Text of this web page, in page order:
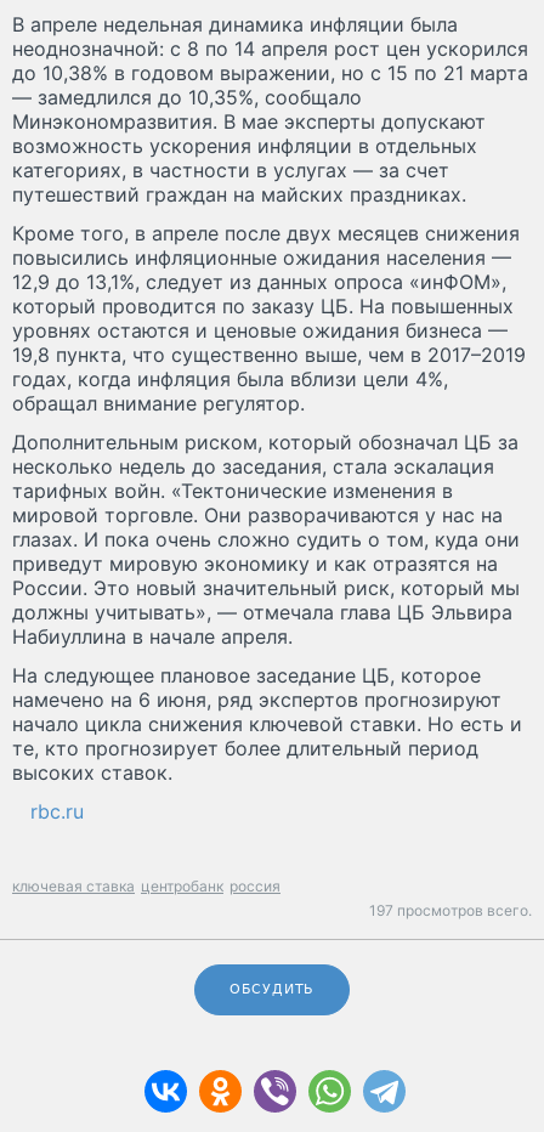
В апреле недельная динамика инфляции была
неоднозначной: с 8 по 14 апреля рост цен ускорился
до 10,38% в годовом выражении, но с 15 по 21 марта
— замедлился до 10,35%, сообщало
Минэкономразвития. В мае эксперты допускают
возможность ускорения инфляции в отдельных
категориях, в частности в услугах — за счет
путешествий граждан на майских праздниках.
Кроме того, в апреле после двух месяцев снижения
повысились инфляционные ожидания населения —
12,9 до 13,1%, следует из данных опроса «инФОМ»,
который проводится по заказу ЦБ. На повышенных
уровнях остаются и ценовые ожидания бизнеса —
19,8 пункта, что существенно выше, чем в 2017–2019
годах, когда инфляция была вблизи цели 4%,
обращал внимание регулятор.
Дополнительным риском, который обозначал ЦБ за
несколько недель до заседания, стала эскалация
тарифных войн. «Тектонические изменения в
мировой торговле. Они разворачиваются у нас на
глазах. И пока очень сложно судить о том, куда они
приведут мировую экономику и как отразятся на
России. Это новый значительный риск, который мы
должны учитывать», — отмечала глава ЦБ Эльвира
Набиуллина в начале апреля.
На следующее плановое заседание ЦБ, которое
намечено на 6 июня, ряд экспертов прогнозируют
начало цикла снижения ключевой ставки. Но есть и
те, кто прогнозирует более длительный период
высоких ставок.
rbc.ru
ключевая ставка центробанк россия
197 просмотров всего.
ОБСУДИТЬ